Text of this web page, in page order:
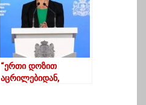
“ერთი დოზით
აცრილებიდან,